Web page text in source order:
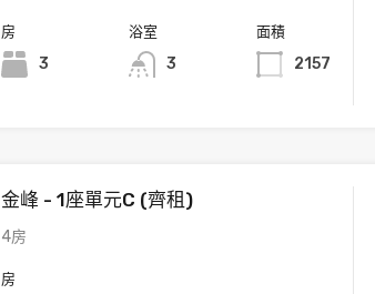
房
3
浴室
3
面積
2157
金峰 - 1座單元C (齊租)
4房
房